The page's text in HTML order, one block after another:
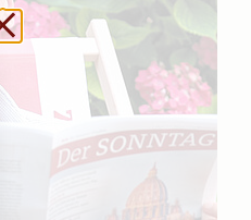
Schließen ohne zu